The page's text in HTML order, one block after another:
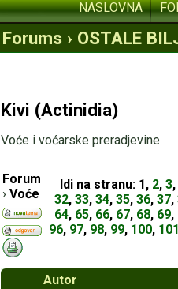
NASLOVNA
Forums › OSTALE
Kivi (Actinidia)
Voće i voćarske preradjevine
Forum
› Voće
Idi na stranu: 1 , 2, 3,
32, 33, 34, 35, 36, 37,
64, 65, 66, 67, 68, 69,
96, 97, 98, 99, 100, 101
Autor